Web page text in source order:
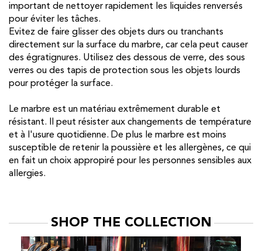
important de nettoyer rapidement les liquides renversés
pour éviter les tâches.
Evitez de faire glisser des objets durs ou tranchants
directement sur la surface du marbre, car cela peut causer
des égratignures. Utilisez des dessous de verre, des sous
verres ou des tapis de protection sous les objets lourds
pour protéger la surface.
Le marbre est un matériau extrêmement durable et
résistant. Il peut résister aux changements de température
et à l'usure quotidienne. De plus le marbre est moins
susceptible de retenir la poussière et les allergènes, ce qui
en fait un choix appropiré pour les personnes sensibles aux
allergies.
SHOP THE COLLECTION